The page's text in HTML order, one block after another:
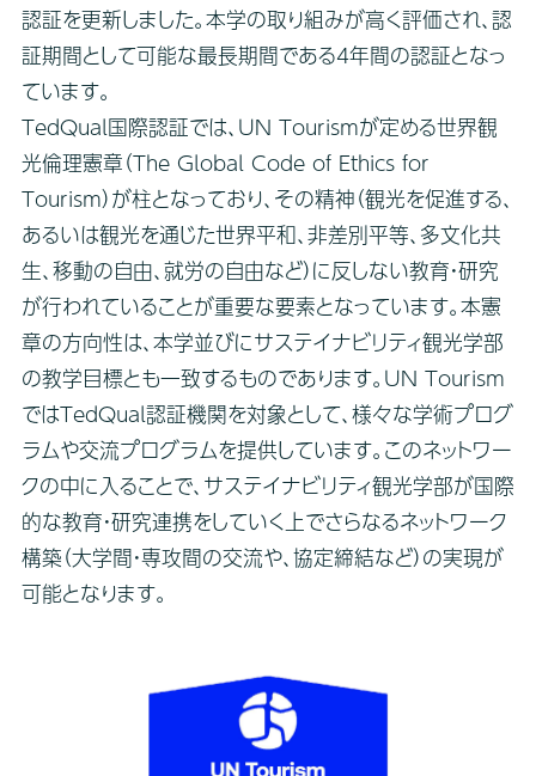
認証を更新しました。本学の取り組みが高く評価され、認
証期間として可能な最長期間である4年間の認証となっ
ています。
TedQual国際認証では、UN Tourismが定める世界観
光倫理憲章（The Global Code of Ethics for
Tourism）が柱となっており、その精神（観光を促進する、
あるいは観光を通じた世界平和、非差別平等、多文化共
生、移動の自由、就労の自由など）に反しない教育・研究
が行われていることが重要な要素となっています。本憲
章の方向性は、本学並びにサステイナビリティ観光学部
の教学目標とも一致するものであります。UN Tourism
ではTedQual認証機関を対象として、様々な学術プログ
ラムや交流プログラムを提供しています。このネットワー
クの中に入ることで、サステイナビリティ観光学部が国際
的な教育・研究連携をしていく上でさらなるネットワーク
構築（大学間・専攻間の交流や、協定締結など）の実現が
可能となります。